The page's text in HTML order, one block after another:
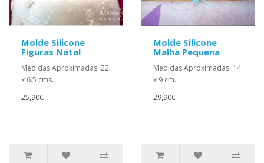
Molde Silicone
Figuras Natal
Medidas Aproximadas: 22
x 6.5 cms..
25,90€
Molde Silicone
Malha Pequena
Medidas Aproximadas: 14
x 9 cm..
29,90€